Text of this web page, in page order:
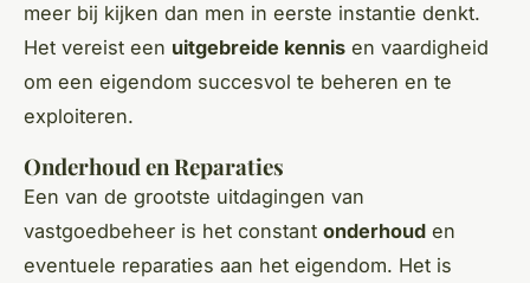
meer bij kijken dan men in eerste instantie denkt.
Het vereist een uitgebreide kennis en vaardigheid
om een eigendom succesvol te beheren en te
exploiteren.
Onderhoud en Reparaties
Een van de grootste uitdagingen van
vastgoedbeheer is het constant onderhoud en
eventuele reparaties aan het eigendom. Het is